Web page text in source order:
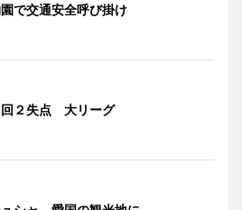
園で交通安全呼び掛け
回２失点 大リーグ